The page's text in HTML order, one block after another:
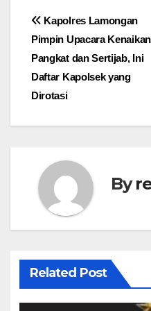
Navigasi
pos
Kapolres Lamongan
Pimpin Upacara Kenaikan
Pangkat dan Sertijab, Ini
Daftar Kapolsek yang
Dirotasi
By
Related Post